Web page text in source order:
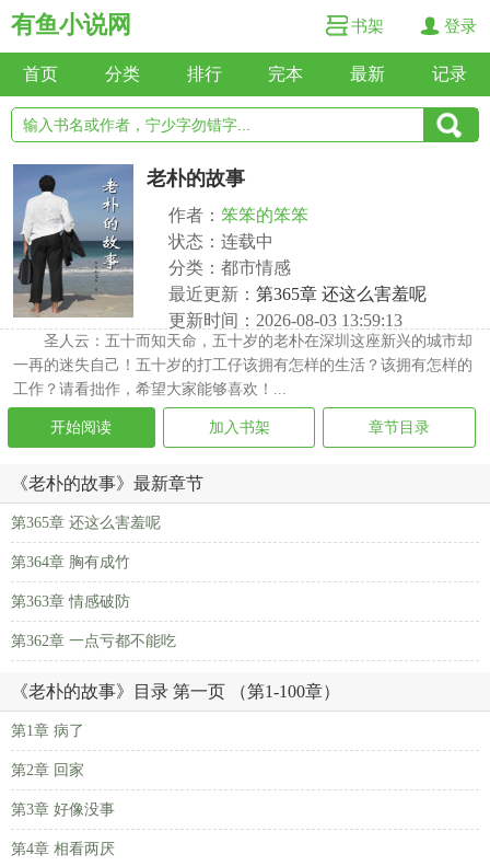
有鱼小说网 书架 登录
首页 分类 排行 完本 最新 记录
老朴的故事
作者： 笨笨的笨笨
状态：连载中
分类：都市情感
最近更新： 第365章 还这么害羞呢
更新时间：2026-08-03 13:59:13
圣人云：五十而知天命，五十岁的老朴在深圳这座新兴的城市却
一再的迷失自己！五十岁的打工仔该拥有怎样的生活？该拥有怎样的
工作？请看拙作，希望大家能够喜欢！...
开始阅读 加入书架 章节目录
《老朴的故事》最新章节
第365章 还这么害羞呢
第364章 胸有成竹
第363章 情感破防
第362章 一点亏都不能吃
《老朴的故事》目录 第一页 （第1-100章）
第1章 病了
第2章 回家
第3章 好像没事
第4章 相看两厌